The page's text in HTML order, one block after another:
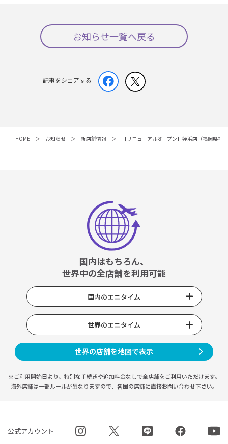
お知らせ一覧へ戻る
記事をシェアする
HOME お知らせ 新店舗情報 【リニューアルオープン】姪浜店（福岡県福
国内はもちろん、
世界中の全店舗を利用可能
国内のエニタイム
世界のエニタイム
世界の店舗を地図で表示
※ご利用開始日より、特別な手続きや追加料金なしで全店舗をご利用いただけます。
海外店舗は一部ルールが異なりますので、 各国の店舗に直接お問い合わせ下さい。
公式アカウント